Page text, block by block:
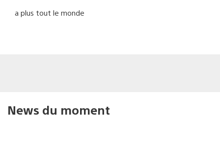
a plus tout le monde
News du moment